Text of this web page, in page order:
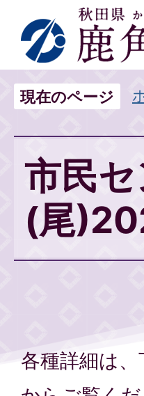
現在のページ
市民
(尾
各種詳細は